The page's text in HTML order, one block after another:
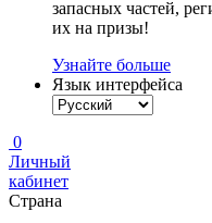
запасных частей,
их на призы!
Узнайте больше
Язык интерфейса
0
Личный
кабинет
Страна